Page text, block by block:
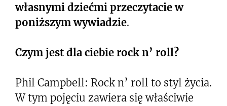
własnymi dziećmi przeczytacie w
poniższym wywiadzie.
Czym jest dla ciebie rock n’ roll?
Phil Campbell: Rock n’ roll to styl życia.
W tym pojęciu zawiera się właściwie